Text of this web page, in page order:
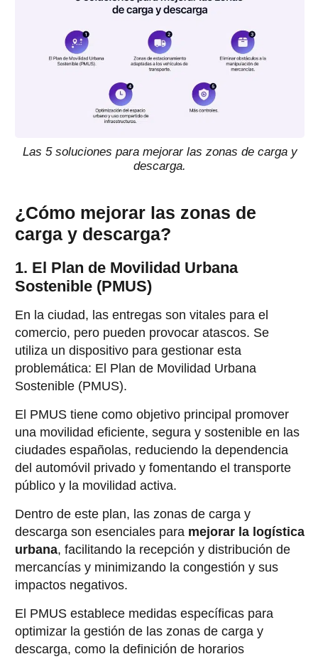
Las 5 soluciones para mejorar las zonas de carga y
descarga.
¿Cómo mejorar las zonas de
carga y descarga?
1. El Plan de Movilidad Urbana
Sostenible (PMUS)
En la ciudad, las entregas son vitales para el
comercio, pero pueden provocar atascos. Se
utiliza un dispositivo para gestionar esta
problemática: El Plan de Movilidad Urbana
Sostenible (PMUS).
El PMUS tiene como objetivo principal promover
una movilidad eficiente, segura y sostenible en las
ciudades españolas, reduciendo la dependencia
del automóvil privado y fomentando el transporte
público y la movilidad activa.
Dentro de este plan, las zonas de carga y
descarga son esenciales para mejorar la logística
urbana, facilitando la recepción y distribución de
mercancías y minimizando la congestión y sus
impactos negativos.
El PMUS establece medidas específicas para
optimizar la gestión de las zonas de carga y
descarga, como la definición de horarios